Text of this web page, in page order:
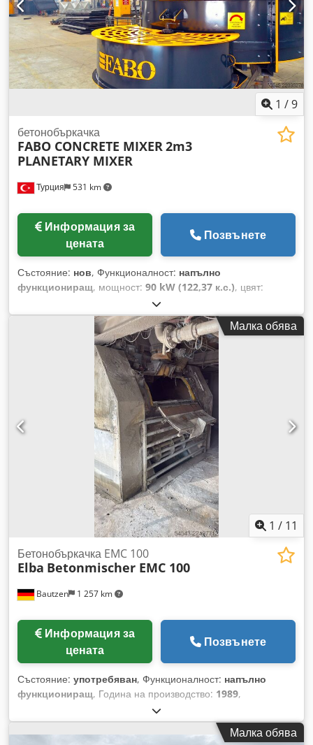
Капацитет на зареждане: 1500 л  Капацитет за прясно
бетон: 1250 л Crjdpfx Ajzar I Sskaof  Капацитет за
уплътнен бетон: 1000 л  Мощност на двигателя: 2 x 18,5
kW  Хидравлична разтоварваща клапа  Автоматично
смазване ЗА ПОВЕЧЕ ИНФОРМАЦИЯ НЕ СЕ КОЛЕБАЙТЕ
ДА СЕ СВЪРЖЕТЕ С НАС!
1 /9
Турция 531 km
бетонобъркачка
FABO CONCRETE MIXER2m3
PLANETARY MIXER
Информация за
цената
Позвънете
Състояние: нов, Функционалност: напълно
функциониращ, мощност: 90 kW (122,37 к.с.), цвят:
, Година на производство:
бетонобъркач на FABO осигурява висококачествени
хомогенни смеси и производство в диапазон от 0,5 м³ до 2
м³. Идеален е за по-малки нужди, производство на
сглобяеми елементи, смесване на полусухи оцветени
бетони, пластичен сглобяем бетон, бетон с влакна,
самоуплътняващ се бетон и др. Компактният обем на
бетона (м³): 2 Обем на зареждане (м³): 3 Мощност на
бъркалката (kW): 90 Редуктор: BONFIGLIOLI или
еквивалентна марка Cjdpfx Akezar Ireasrf Странични
износващи пластини на барабана: 10 мм ST52 Дънен
износващ лист: 12 мм HARDOX 500 Износващи пластини на
бъркащите рамена: 20 мм NI-HARD 400 Брой звезди x брой
лопатки на всяка звезда: 2x3 Хидравлична разтоварваща
Малка обява
1 / 11
Bautzen 1 257 km
Бетонобъркачка EMC 100
Elba Betonmischer EMC 100
Информация за
цената
Позвънете
Състояние: употребяван, Функционалност: напълно
функциониращ, Година на производство: 1989,
Бетонобъркачка Elba EMC 100 Година на производство:
1989 г. -Напълно рециклирана през 2024 г. -Вал/лагери...
нови Crodpfxszrwque Akasf
Малка обява